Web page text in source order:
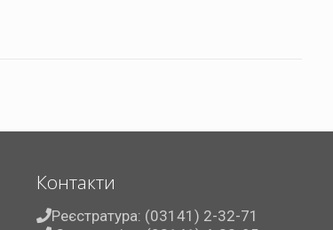
Контакти
Реєстратура: (03141) 2-32-71